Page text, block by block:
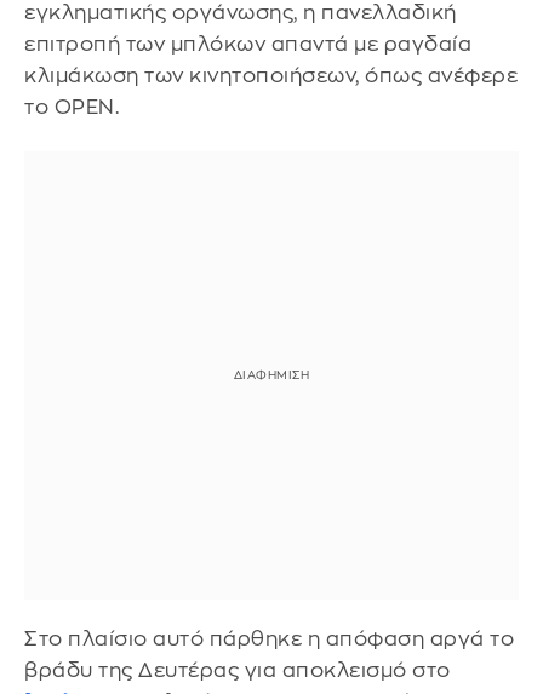
εγκληματικής οργάνωσης, η πανελλαδική
επιτροπή των μπλόκων απαντά με ραγδαία
κλιμάκωση των κινητοποιήσεων, όπως ανέφερε
το OPEN.
Στο πλαίσιο αυτό πάρθηκε η απόφαση αργά το
βράδυ της Δευτέρας για αποκλεισμό στο